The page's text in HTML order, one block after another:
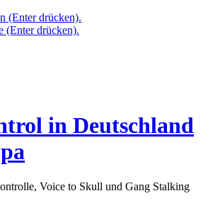
(Enter drücken).
(Enter drücken).
in Deutschland
Voice to Skull und Gang Stalking